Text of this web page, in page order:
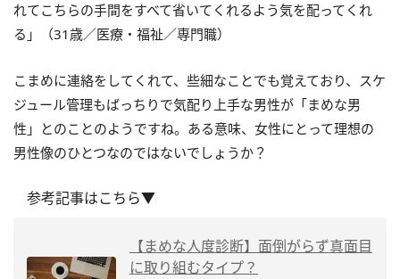
れてこちらの手間をすべて省いてくれるよう気を配ってくれ
る」（31歳／医療・福祉／専門職）
こまめに連絡をしてくれて、些細なことでも覚えており、スケ
ジュール管理もばっちりで気配り上手な男性が「まめな男
性」とのことのようですね。ある意味、女性にとって理想の
男性像のひとつなのではないでしょうか？
参考記事はこちら▼
【まめな人度診断】面倒がらず真面目
に取り組むタイプ？